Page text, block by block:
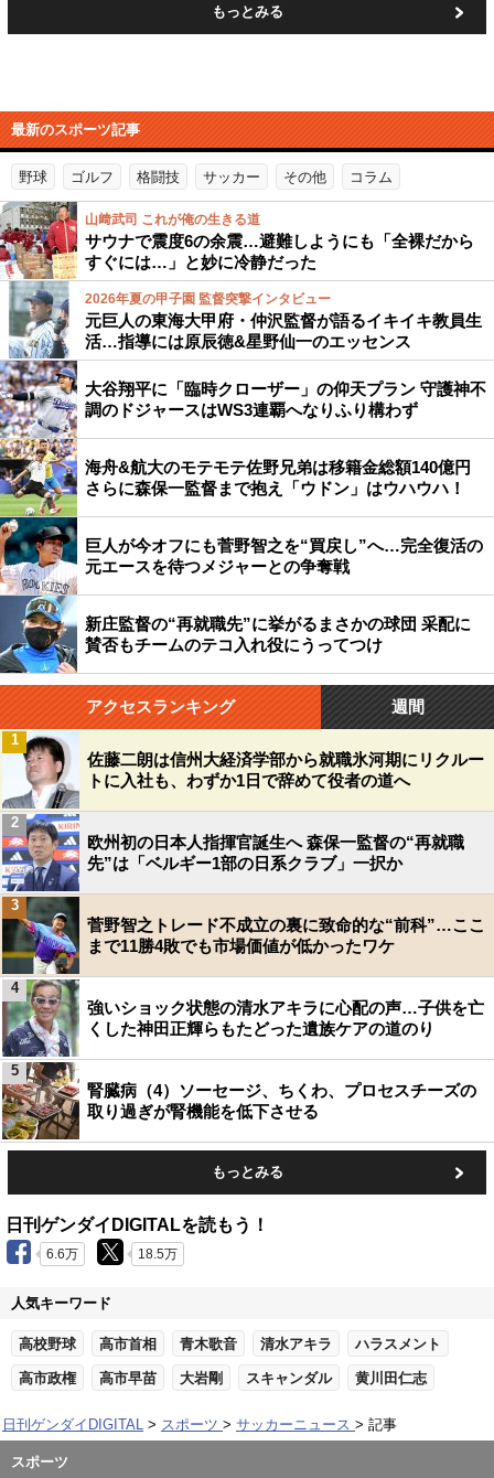
もっとみる
最新のスポーツ記事
野球 ゴルフ 格闘技 サッカー その他 コラム
山﨑武司 これが俺の生きる道
サウナで震度6の余震…避難しようにも「全裸だから
すぐには…」と妙に冷静だった
2026年夏の甲子園 監督突撃インタビュー
元巨人の東海大甲府・仲沢監督が語るイキイキ教員生
活…指導には原辰徳&星野仙一のエッセンス
大谷翔平に「臨時クローザー」の仰天プラン 守護神不
調のドジャースはWS3連覇へなりふり構わず
海舟&航大のモテモテ佐野兄弟は移籍金総額140億円
さらに森保一監督まで抱え「ウドン」はウハウハ！
巨人が今オフにも菅野智之を“買戻し”へ…完全復活の
元エースを待つメジャーとの争奪戦
新庄監督の“再就職先”に挙がるまさかの球団 采配に
賛否もチームのテコ入れ役にうってつけ
アクセスランキング 週間
佐藤二朗は信州大経済学部から就職氷河期にリクルー
トに入社も、わずか1日で辞めて役者の道へ
1
欧州初の日本人指揮官誕生へ 森保一監督の“再就職
先”は「ベルギー1部の日系クラブ」一択か
2
菅野智之トレード不成立の裏に致命的な“前科”…ここ
まで11勝4敗でも市場価値が低かったワケ
3
強いショック状態の清水アキラに心配の声…子供を亡
くした神田正輝らもたどった遺族ケアの道のり
4
腎臓病（4）ソーセージ、ちくわ、プロセスチーズの
取り過ぎが腎機能を低下させる
5
もっとみる
日刊ゲンダイDIGITALを読もう！
6.6万 18.5万
人気キーワード
高校野球 高市首相 青木歌音 清水アキラ ハラスメント
高市政権 高市早苗 大岩剛 スキャンダル 黄川田仁志
日刊ゲンダイDIGITAL スポーツ サッカーニュース 記事
スポーツ